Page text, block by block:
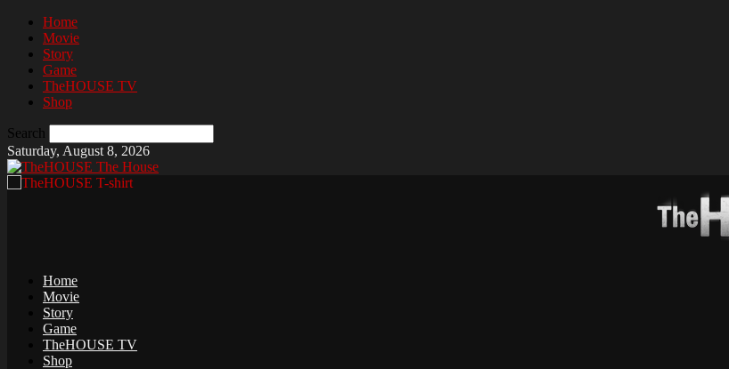
Home
Movie
Story
Game
TheHOUSE TV
Shop
Search
Saturday, August 8, 2026
The House
Home
Movie
Story
Game
TheHOUSE TV
Shop